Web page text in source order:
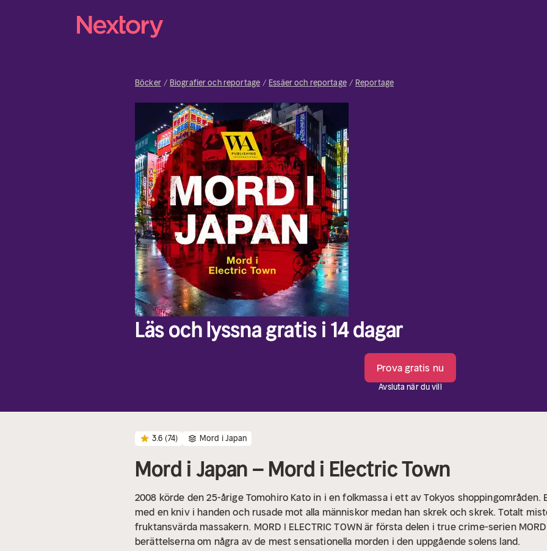
Böcker Biografier och reportage Essäer och reportage Reportage
Läs och lyssna gratis i 14 dagar
Prova gratis nu
Avsluta när du vill
3.6 (74) Mord i Japan
Mord i Japan – Mord i Electric Town
2008 körde den 25-årige Tomohiro Kato in i en folkmassa i ett av Tokyos shoppingområden.
med en kniv i handen och rusade mot alla människor medan han skrek och skrek. Totalt
fruktansvärda massakern. MORD I ELECTRIC TOWN är första delen i true crime-serien
berättelserna om några av de mest sensationella morden i den uppgående solens land.